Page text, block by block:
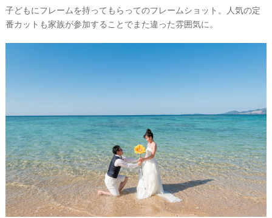
子どもにフレームを持ってもらってのフレームショット。人気の定
番カットも家族が参加することでまた違った雰囲気に。